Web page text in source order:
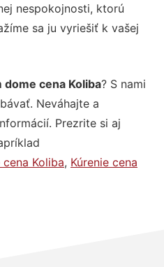
nespokojnosti, ktorú
sa ju vyriešiť k vašej
cena Koliba? S nami
Neváhajte a
Prezrite si aj
Koliba, Kúrenie cena